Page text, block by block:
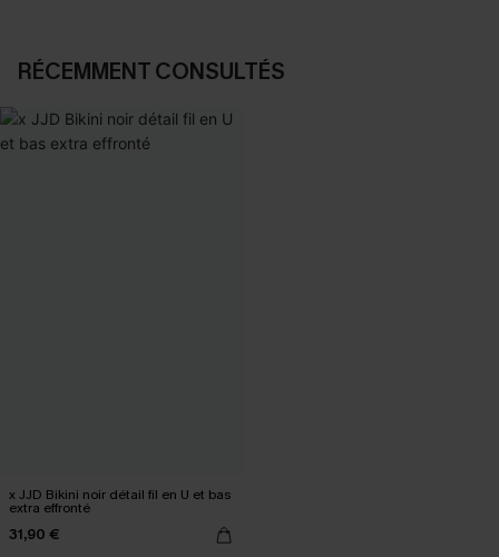
RÉCEMMENT CONSULTÉS
x JJD Bikini noir détail fil en U et bas
extra effronté
31,90 €